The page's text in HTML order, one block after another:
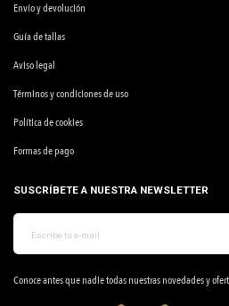
Envío y devolución
Guía de tallas
Aviso legal
Términos y condiciones de uso
Política de cookies
Formas de pago
SUSCRÍBETE A NUESTRA NEWSLETTER
Conoce antes que nadie todas nuestras novedades y